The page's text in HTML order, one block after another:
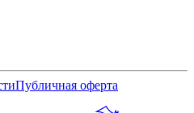
Публичная оферта